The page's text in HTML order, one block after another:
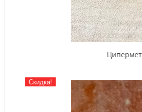
Скидка!